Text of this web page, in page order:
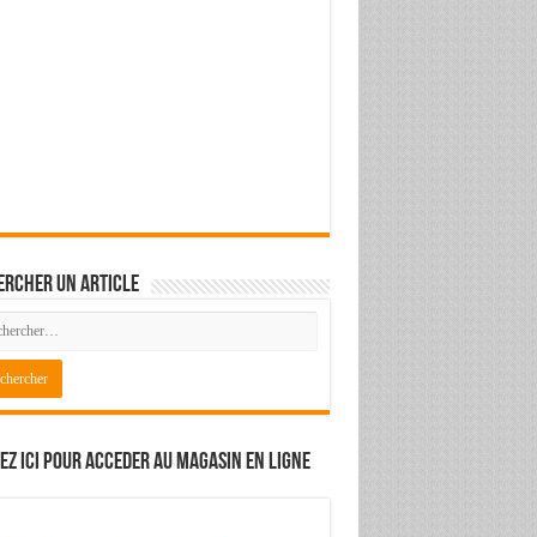
un article
ici pour acceder au magasin en ligne